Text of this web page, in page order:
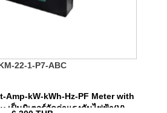
22-1-P7-ABC
Amp-kW-kWh-Hz-PF Meter with
เป็นมิเตอร์วัดค่าแรงดันไฟฟ้า(V),